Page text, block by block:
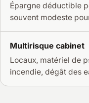
Épargne déductible
souvent modeste
Multirisque cabinet
Locaux, matériel de
incendie, dégât des